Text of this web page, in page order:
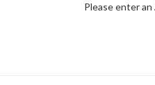
Please enter